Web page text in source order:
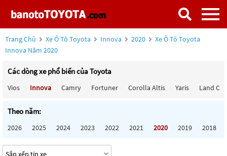
Trang Chủ Xe Ô Tô Toyota Innova 2020
Xe Ô Tô Toyota
Innova Năm 2020
Các dòng xe phổ biến của Toyota
Vios Innova Camry Fortuner Corolla Altis Yaris Land
Theo năm:
2026 2025 2024 2023 2022 2021 2020 2019 2018